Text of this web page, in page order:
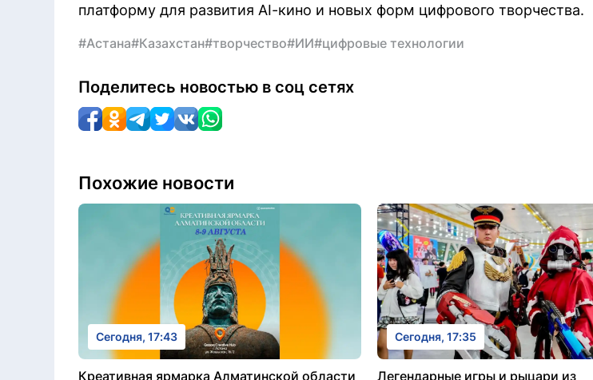
платформу для развития AI-кино и новых форм цифрового творчества.
#Астана#Казахстан#творчество#ИИ#цифровые технологии
Поделитесь новостью в соц сетях
Похожие новости
Сегодня, 17:43
Креативная ярмарка Алматинской области
Сегодня, 17:35
Легендарные игры и рыцари из